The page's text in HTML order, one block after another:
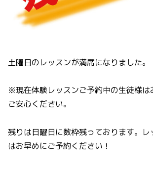
土曜日のレッスンが満席になりました。
※現在体験レッスンご予約中の生徒様は
ご安心ください。
残りは日曜日に数枠残っております。
はお早めにご予約ください！